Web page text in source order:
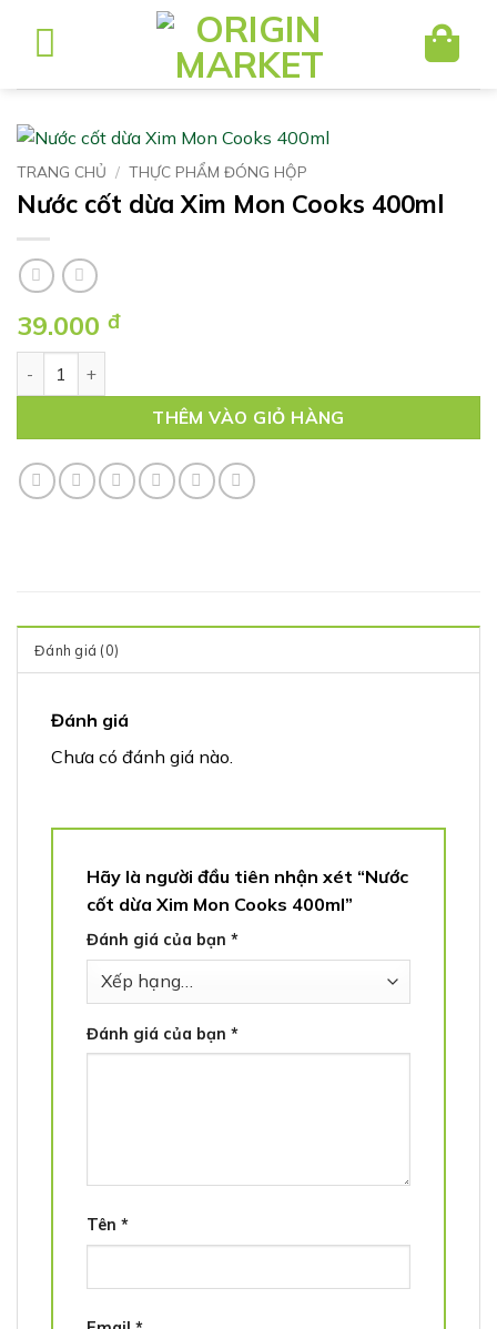
dung
TRANG CHỦ / THỰC PHẨM ĐÓNG HỘP
Nước cốt dừa Xim Mon Cooks 400ml
39.000 đ
THÊM VÀO GIỎ HÀNG
Đánh giá (0)
Đánh giá
Chưa có đánh giá nào.
Hãy là người đầu tiên nhận xét “Nước
cốt dừa Xim Mon Cooks 400ml”
Đánh giá của bạn *
Đánh giá của bạn *
Tên *